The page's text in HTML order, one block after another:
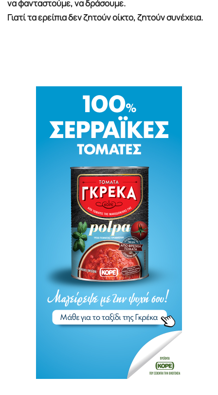
να φανταστούμε, να δράσουμε.
Γιατί τα ερείπια δεν ζητούν οίκτο, ζητούν συνέχεια.